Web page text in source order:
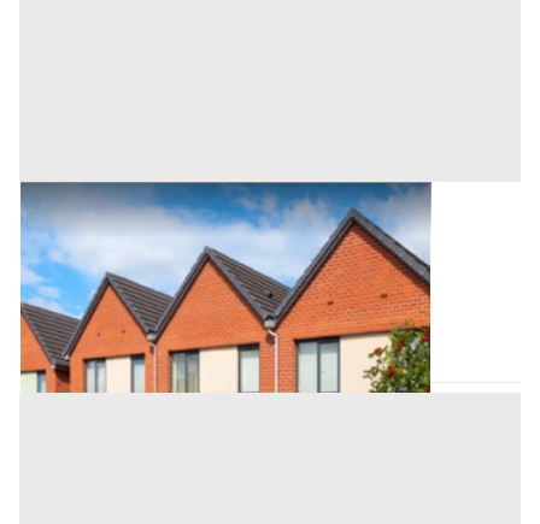
Asta Villa storica con parco e barchesse
Breda di Piave (Treviso)
Offerta minima
1.146.225 €
Codice asta:50f69886
Asta chiusa